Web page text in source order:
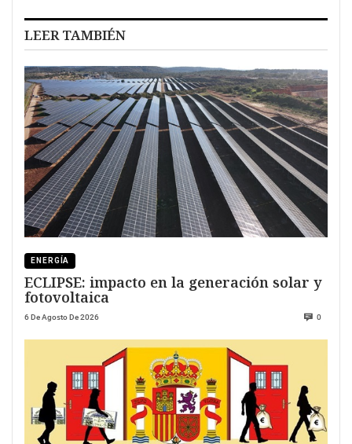
LEER TAMBIÉN
ENERGÍA
ECLIPSE: impacto en la generación solar y
fotovoltaica
6 De Agosto De 2026 0